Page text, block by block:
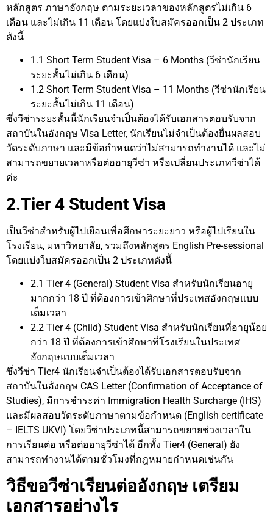
หลักสูตร ภาษาอังกฤษ ตามระยะเวลาของหลักสูตรไม่เกิน 6
เดือน และไม่เกิน 11 เดือน โดยแบ่งใบสมัครออกเป็น 2 ประเภท
ดังนี้
1.1 Short Term Student Visa – 6 Months (วีซ่านักเรียน
ระยะสั้นไม่เกิน 6 เดือน)
1.2 Short Term Student Visa – 11 Months (วีซ่านักเรียน
ระยะสั้นไม่เกิน 11 เดือน)
ซึ่งวีซ่าระยะสั้นนี้นักเรียนจำเป็นต้องได้รับเอกสารตอบรับจาก
สถาบันในอังกฤษ Visa Letter, นักเรียนไม่จำเป็นต้องยื่นผลสอบ
วัดระดับภาษา และมีข้อกำหนดว่าไม่สามารถทำงานได้ และไม่
สามารถขยายเวลาหรือต่ออายุวีซ่า หรือเปลี่ยนประเภทวีซ่าได้
ค่ะ
2.Tier 4 Student Visa
เป็นวีซ่าสำหรับผู้ไปเยือนเพื่อศึกษาระยะยาว หรือผู้ไปเรียนใน
โรงเรียน, มหาวิทยาลัย, รวมถึงหลักสูตร English Pre-sessional
โดยแบ่งใบสมัครออกเป็น 2 ประเภทดังนี้
2.1 Tier 4 (General) Student Visa สำหรับนักเรียนอายุ
มากกว่า 18 ปี ที่ต้องการเข้าศึกษาที่ประเทสอังกฤษแบบ
เต็มเวลา
2.2 Tier 4 (Child) Student Visa สำหรับนักเรียนที่อายุน้อย
กว่า 18 ปี ที่ต้องการเข้าศึกษาที่โรงเรียนในประเทศ
อังกฤษแบบเต็มเวลา
ซึ่งวีซ่า Tier4 นักเรียนจำเป็นต้องได้รับเอกสารตอบรับจาก
สถาบันในอังกฤษ CAS Letter (Confirmation of Acceptance of
Studies), มีการชำระค่า Immigration Health Surcharge (IHS)
และมีผลสอบวัดระดับภาษาตามข้อกำหนด (English certificate
– IELTS UKVI) โดยวีซ่าประเภทนี้สามารถขยายช่วงเวลาใน
การเรียนต่อ หรือต่ออายุวีซ่าได้ อีกทั้ง Tier4 (General) ยัง
สามารถทำงานได้ตามชั่วโมงที่กฎหมายกำหนดเช่นกัน
วิธีขอวีซ่าเรียนต่ออังกฤษ เตรียม
เอกสารอย่างไร